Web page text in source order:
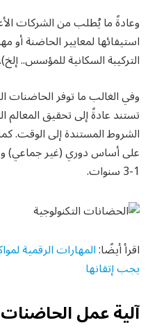
وعادةً ما يُطلب من الشركات
استيفائها لمعايير الحاضنة أو
التركيبة السكانية للمؤسس.. إلخ).
وفي الغالب ما توفر الحاضنات
تستند عادةً إلى تحقيق المعالم
الشروط المستندة إلى الوقت.
على أساس دوري (غير جماعي)
1-3 سنوات.
اقرأ أيضًا:المهارات الرقمية
يجب إتقانها
آلية عمل الحاضنات